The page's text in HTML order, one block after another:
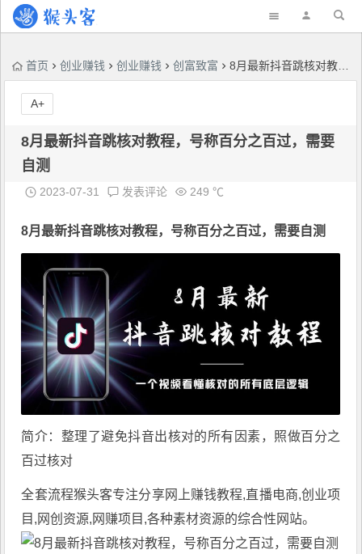
首页 创业赚钱 创业赚钱 创富致富 8月最新抖音跳核对教程，号称百分之百过，需要自测
8月最新抖音跳核对教程，号称百分之百过，需要
自测
2023-07-31 发表评论 249 ℃
8月最新抖音跳核对教程，号称百分之百过，需要自测
简介：整理了避免抖音出核对的所有因素，照做百分之
百过核对
全套流程猴头客专注分享网上赚钱教程,直播电商,创业项
目,网创资源, 网赚项目 ,各种素材资源的综合性网站。
A+